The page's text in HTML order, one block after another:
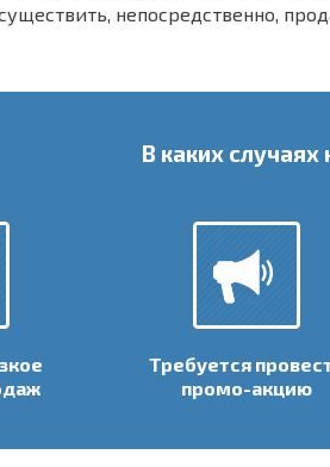
непосредственно,
В каких
Требуется
промо-акцию